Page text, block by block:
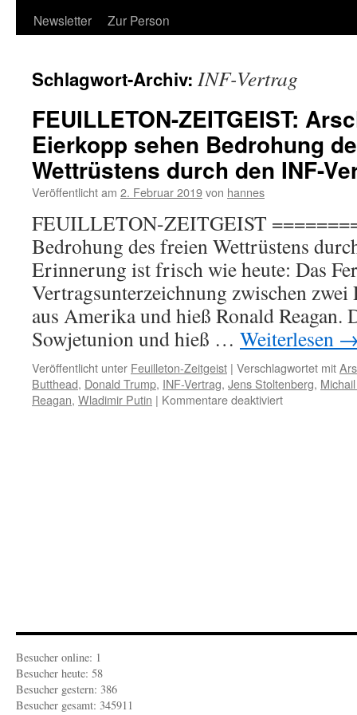
Newsletter
Zur Person
Schlagwort-Archiv: INF-Vertrag
FEUILLETON-ZEITGEIST:
Eierkopp sehen Bedrohung
Wettrüstens durch den INF-
Veröffentlicht am 2. Februar 2019von hannes
FEUILLETON-ZEITGEIST
Bedrohung des freien Wettrüstens
Erinnerung ist frisch wie heute: Das
Vertragsunterzeichnung zwischen
aus Amerika und hieß Ronald Reagan.
Sowjetunion und hieß … Weiterlesen
Veröffentlicht unter Feuilleton-Zeitgeist | Verschlagwortet mit
Butthead, Donald Trump, INF-Vertrag, Jens Stoltenberg,
Reagan, Wladimir Putin | Kommentare deaktiviertfür
Besucher online: 1
Besucher heute: 58
Besucher gestern: 386
Besucher gesamt: 345911